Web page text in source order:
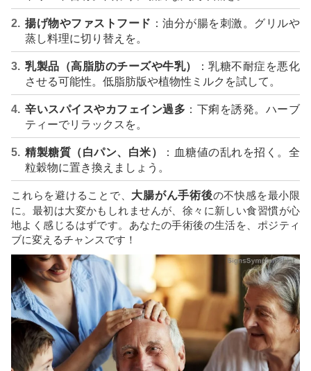
揚げ物やファストフード ：油分が腸を刺激。グリルや
蒸し料理に切り替えを。
乳製品（高脂肪のチーズや牛乳）
：乳糖不耐症を悪化
させる可能性。低脂肪版や植物性ミルクを試して。
辛いスパイスやカフェイン過多 ：下痢を誘発。ハーブ
ティーでリラックスを。
精製糖質（白パン、白米）
：血糖値の乱れを招く。全
粒穀物に置き換えましょう。
これらを避けることで、 大腸がん手術後の不快感を最小限
に。最初は大変かもしれませんが、徐々に新しい食習慣が心
地よく感じるはずです。あなたの手術後の生活を、ポジティ
ブに変えるチャンスです！